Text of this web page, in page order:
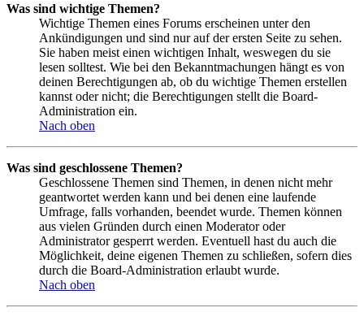
Was sind wichtige Themen?
Wichtige Themen eines Forums erscheinen unter den
Ankündigungen und sind nur auf der ersten Seite zu sehen.
Sie haben meist einen wichtigen Inhalt, weswegen du sie
lesen solltest. Wie bei den Bekanntmachungen hängt es von
deinen Berechtigungen ab, ob du wichtige Themen erstellen
kannst oder nicht; die Berechtigungen stellt die Board-
Administration ein.
Nach oben
Was sind geschlossene Themen?
Geschlossene Themen sind Themen, in denen nicht mehr
geantwortet werden kann und bei denen eine laufende
Umfrage, falls vorhanden, beendet wurde. Themen können
aus vielen Gründen durch einen Moderator oder
Administrator gesperrt werden. Eventuell hast du auch die
Möglichkeit, deine eigenen Themen zu schließen, sofern dies
durch die Board-Administration erlaubt wurde.
Nach oben